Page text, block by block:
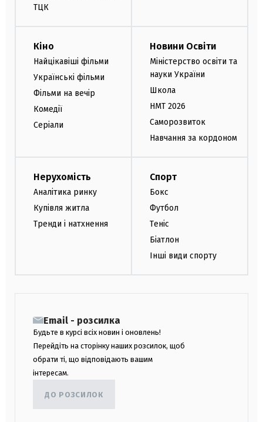
ТЦК
Кіно
Найцікавіші фільми
Українські фільми
Фільми на вечір
Комедії
Серіали
Новини Освіти
Міністерство освіти та
науки України
Школа
НМТ 2026
Саморозвиток
Навчання за кордоном
Нерухомість
Аналітика ринку
Купівля житла
Тренди і натхнення
Спорт
Бокс
Футбол
Теніс
Біатлон
Інші види спорту
Email - розсилка
Будьте в курсі всіх новин і оновлень!
Перейдіть на сторінку наших розсилок, щоб
обрати ті, що відповідають вашим
інтересам.
ДО РОЗСИЛОК